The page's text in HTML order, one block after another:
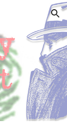
Skip to navigation